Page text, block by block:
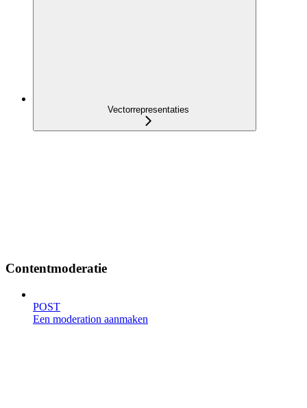
Vectorrepresentaties
Contentmoderatie
POST
Een moderation aanmaken